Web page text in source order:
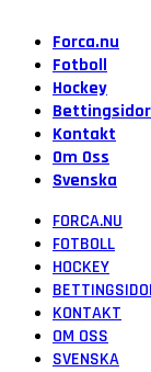
Forca.nu
Fotboll
Hockey
Bettingsidor
Kontakt
Om Oss
Svenska
FORCA.NU
FOTBOLL
HOCKEY
KONTAKT
OM OSS
SVENSKA